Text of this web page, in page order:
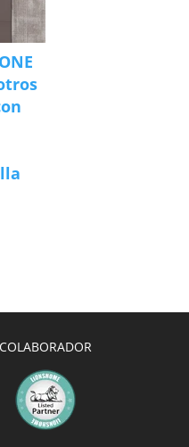
COLABORADOR